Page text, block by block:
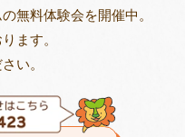
無料体験会を開催中。
ます。
い。